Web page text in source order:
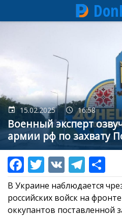
15.02.2025 16:58
Военный эксперт
армии рф по захвату
В Украине наблюдается
российских войск на
оккупантов поставленной